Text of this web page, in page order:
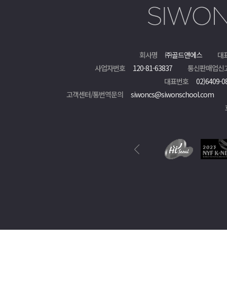
회사명 ㈜골드앤에스
대
사업자번호
120-81-63837
통신판매업신
대표번호
02)6409-
고객센터/통번역문의
siwoncs@siwonschool.com